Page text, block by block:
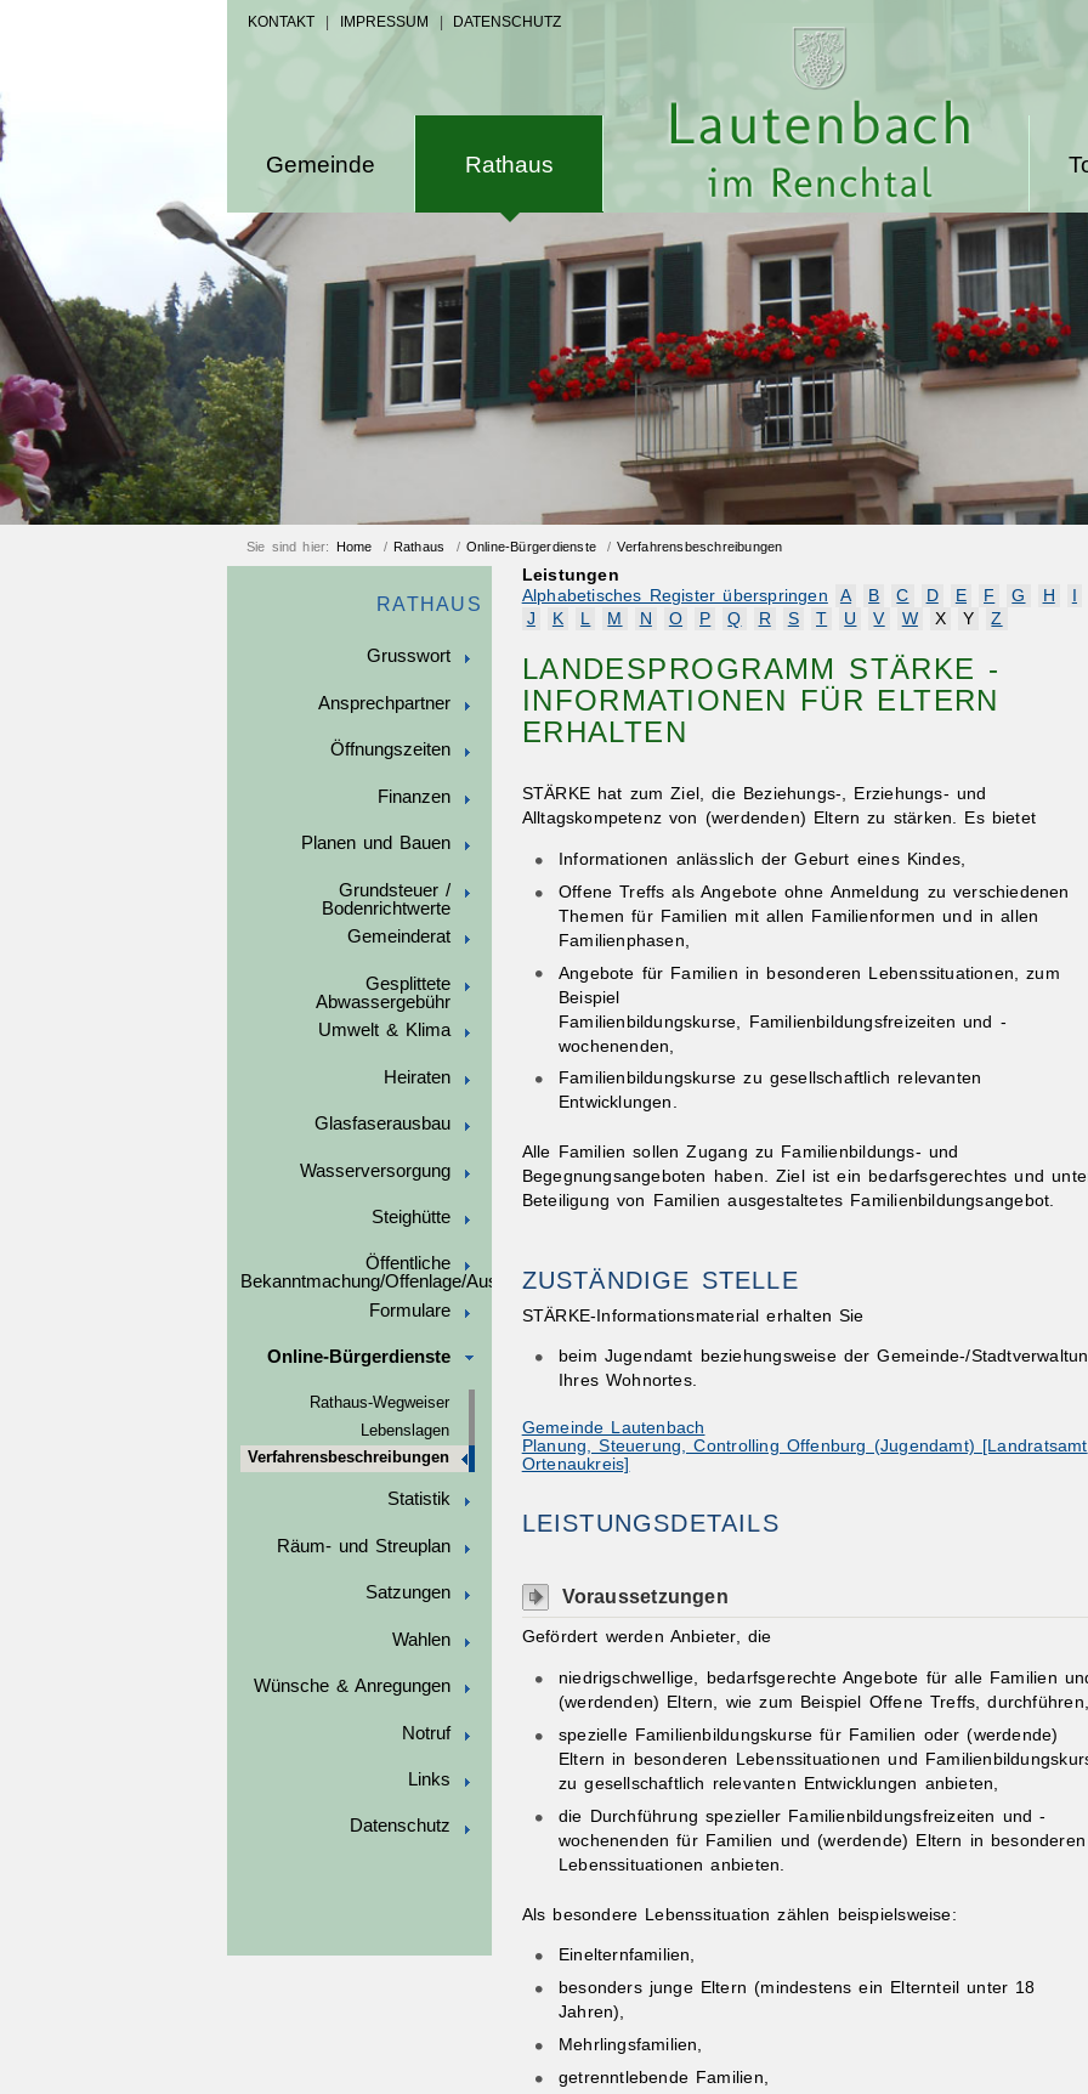
KONTAKT IMPRESSUM DATENSCHUTZ
Gemeinde Rathaus
Sie sind hier: Home / Rathaus / Online-Bürgerdienste /Verfahrensbeschreibungen
RATHAUS
Grusswort
Ansprechpartner
Öffnungszeiten
Finanzen
Planen und Bauen
Grundsteuer /
Bodenrichtwerte
Gemeinderat
Gesplittete
Abwassergebühr
Umwelt & Klima
Heiraten
Glasfaserausbau
Wasserversorgung
Steighütte
Öffentliche
Bekanntmachung/Offenlage/Ausschreibungen
Formulare
Online-Bürgerdienste
Rathaus-Wegweiser
Lebenslagen
Verfahrensbeschreibungen
Statistik
Räum- und Streuplan
Satzungen
Wahlen
Wünsche & Anregungen
Notruf
Links
Datenschutz
Leistungen
Alphabetisches Register überspringen
A B C D E F G H
J
K L M N O P Q R S T U V W X Y Z
LANDESPROGRAMM STÄRKE -
INFORMATIONEN FÜR ELTERN
ERHALTEN
STÄRKE hat zum Ziel, die Beziehungs-, Erziehungs- und
Alltagskompetenz von (werdenden) Eltern zu stärken. Es bietet
Informationen anlässlich der Geburt eines Kindes,
Offene Treffs als Angebote ohne Anmeldung zu verschiedenen
Themen für Familien mit allen Familienformen und in allen
Familienphasen,
Angebote für Familien in besonderen Lebenssituationen, zum
Beispiel
Familienbildungskurse, Familienbildungsfreizeiten und -
wochenenden,
Familienbildungskurse zu gesellschaftlich relevanten
Entwicklungen.
Alle Familien sollen Zugang zu Familienbildungs- und
Begegnungsangeboten haben. Ziel ist ein bedarfsgerechtes und
Beteiligung von Familien ausgestaltetes Familienbildungsangebot.
ZUSTÄNDIGE STELLE
STÄRKE-Informationsmaterial erhalten Sie
beim Jugendamt beziehungsweise der Gemeinde-/
Ihres Wohnortes.
Gemeinde Lautenbach
Planung, Steuerung, Controlling Offenburg (Jugendamt) [Landratsamt
Ortenaukreis]
LEISTUNGSDETAILS
Voraussetzungen
Gefördert werden Anbieter, die
niedrigschwellige, bedarfsgerechte Angebote für alle Familien
(werdenden) Eltern, wie zum Beispiel Offene Treffs, durchführen,
spezielle Familienbildungskurse für Familien oder (werdende)
Eltern in besonderen Lebenssituationen und
zu gesellschaftlich relevanten Entwicklungen anbieten,
die Durchführung spezieller Familienbildungsfreizeiten und -
wochenenden für Familien und (werdende) Eltern in besonderen
Lebenssituationen anbieten.
Als besondere Lebenssituation zählen beispielsweise:
Einelternfamilien,
besonders junge Eltern (mindestens ein Elternteil unter 18
Jahren),
Mehrlingsfamilien,
getrenntlebende Familien,